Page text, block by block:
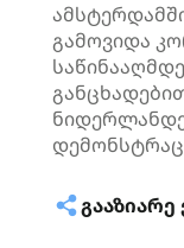
გამოვიდა
ᲒᲐᲐᲖᲘᲐᲠᲔ